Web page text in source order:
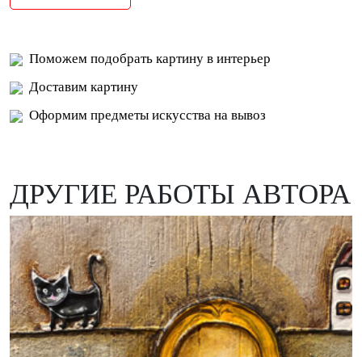
Поможем подобрать картину в интерьер
Доставим картину
Оформим предметы искусства на вывоз
ДРУГИЕ РАБОТЫ АВТОРА